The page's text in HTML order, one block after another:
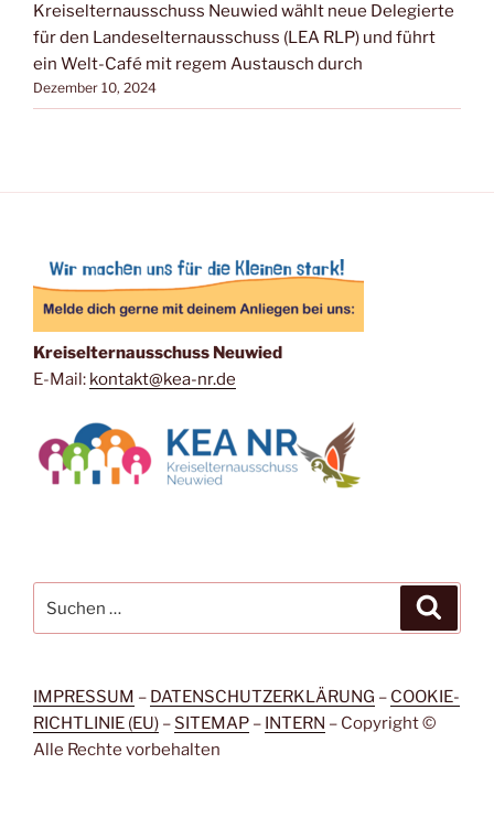
Kreiselternausschuss Neuwied wählt neue Delegierte
für den Landeselternausschuss (LEA RLP) und führt
ein Welt-Café mit regem Austausch durch
Dezember 10, 2024
Kreiselternausschuss Neuwied
E-Mail: kontakt@kea-nr.de
nach:
IMPRESSUM – DATENSCHUTZERKLÄRUNG – COOKIE-
RICHTLINIE (EU) – SITEMAP – INTERN – Copyright ©
Alle Rechte vorbehalten